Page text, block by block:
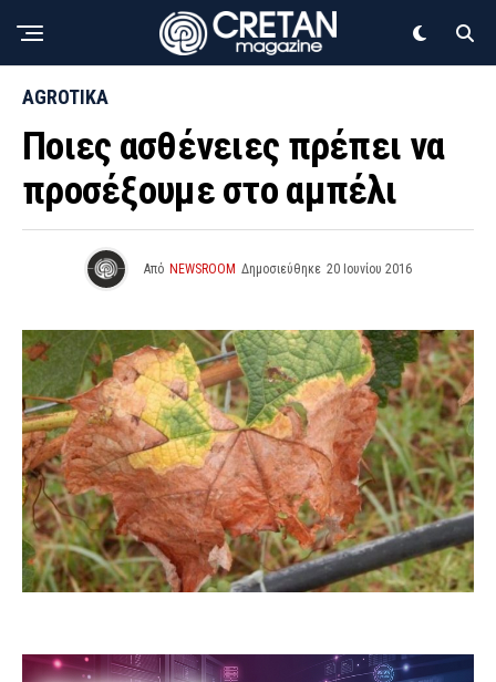
AGROTIKA
Ποιες ασθένειες πρέπει να
προσέξουμε στο αμπέλι
Από NEWSROOM Δημοσιεύθηκε 20 Ιουνίου 2016